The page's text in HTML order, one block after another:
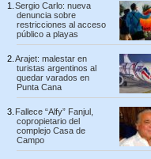
Sergio Carlo: nueva
denuncia sobre
restricciones al acceso
público a playas
Arajet: malestar en
turistas argentinos al
quedar varados en
Punta Cana
Fallece “Alfy” Fanjul,
copropietario del
complejo Casa de
Campo